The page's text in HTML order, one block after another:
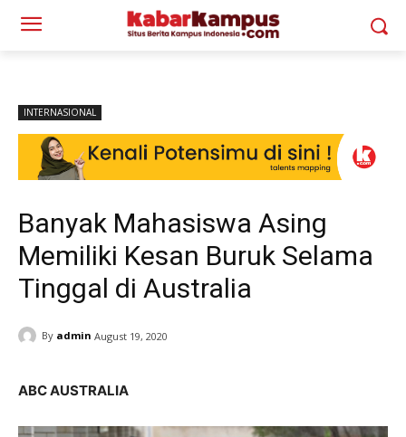
INTERNASIONAL
Banyak Mahasiswa Asing
Memiliki Kesan Buruk Selama
Tinggal di Australia
By admin August 19, 2020
ABC AUSTRALIA